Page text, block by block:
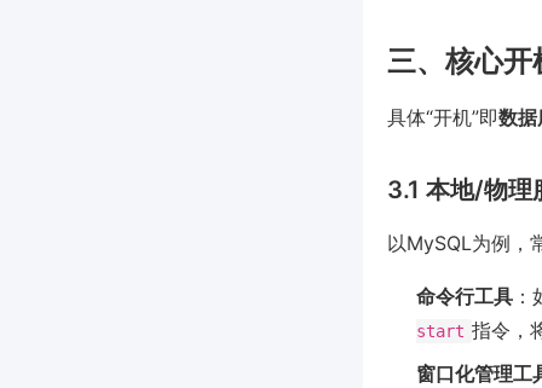
三、核心开
具体“开机”即数据
3.1 本地/物理
以MySQL为例，
命令行工具
start 指令，
窗口化管理工